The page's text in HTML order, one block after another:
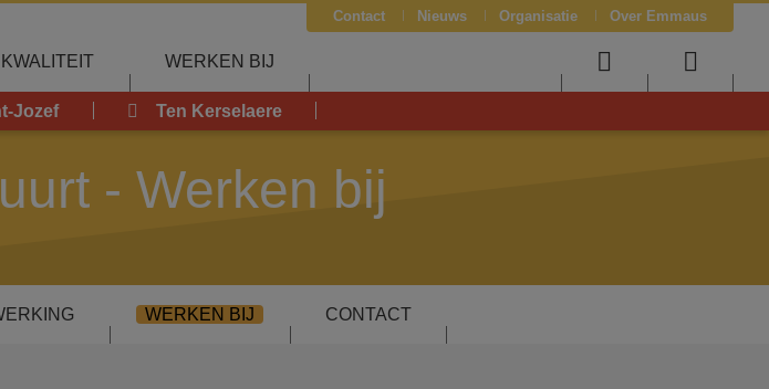
Contact Nieuws Organisatie Over Emmaus
KWALITEIT WERKEN BIJ
User
menu
menu
Jozef Ten Kerselaere
- Werken bij
WERKEN BIJ CONTACT